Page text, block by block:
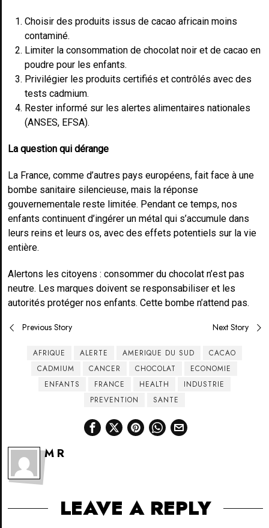
Choisir des produits issus de cacao africain moins
contaminé.
Limiter la consommation de chocolat noir et de cacao en
poudre pour les enfants.
Privilégier les produits certifiés et contrôlés avec des
tests cadmium.
Rester informé sur les alertes alimentaires nationales
(ANSES, EFSA).
La question qui dérange
La France, comme d’autres pays européens, fait face à une
bombe sanitaire silencieuse, mais la réponse
gouvernementale reste limitée. Pendant ce temps, nos
enfants continuent d’ingérer un métal qui s’accumule dans
leurs reins et leurs os, avec des effets potentiels sur la vie
entière.
Alertons les citoyens : consommer du chocolat n’est pas
neutre. Les marques doivent se responsabiliser et les
autorités protéger nos enfants. Cette bombe n’attend pas.
Post
navigation
Previous Story Next Story
AFRIQUE ALERTE AMERIQUE DU SUD
CACAO
CADMIUM
CANCER CHOCOLAT
ECONOMIE
ENFANTS
FRANCE HEALTH
INDUSTRIE
PREVENTION
SANTE
M R
LEAVE A REPLY